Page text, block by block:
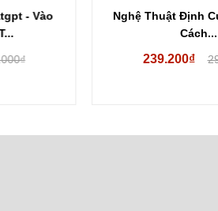
Nghệ Thuật Định Cư Canada - 7
299.000₫